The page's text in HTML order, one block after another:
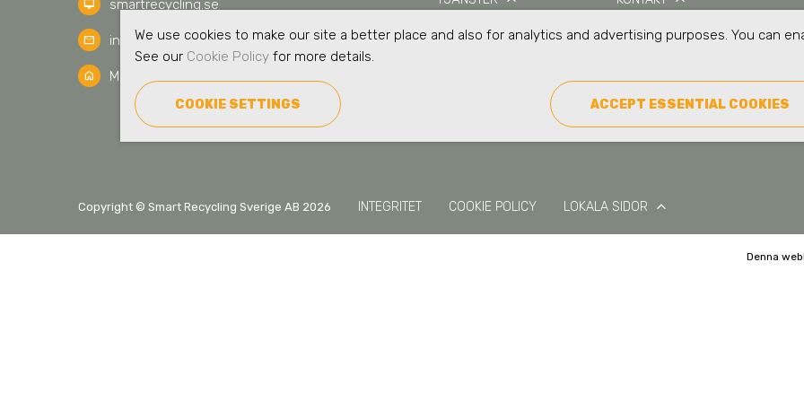
desktop_mac smartrecycling.se
mail info@smartrecycling.se
home Mätarvägen 17C, 196 37 Kungsängen, Sweden
KUNSKAP keyboard_arrow_up GUIDER
Copyright © Smart Recycling Sverige AB 2026 INTEGRITET COOKIE POLICY LOKALA SIDOR keyboard_arrow_up
Denna
We use cookies to make our site a better place and also for analytics and advertising purposes. You can
See our Cookie Policy for more details.
COOKIE SETTINGS ACCEPT ESSENTIAL COOKIES